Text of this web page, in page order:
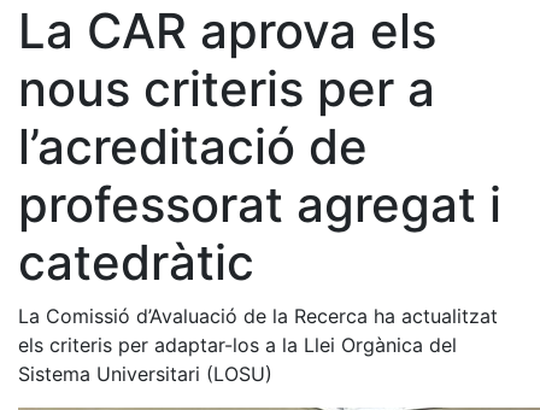
La CAR aprova els
nous criteris per a
l’acreditació de
professorat agregat i
catedràtic
La Comissió d’Avaluació de la Recerca ha actualitzat
els criteris per adaptar-los a la Llei Orgànica del
Sistema Universitari (LOSU)